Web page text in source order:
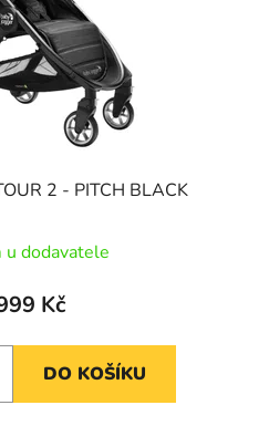
2 - PITCH BLACK
u dodavatele
Kč
DO KOŠÍKU